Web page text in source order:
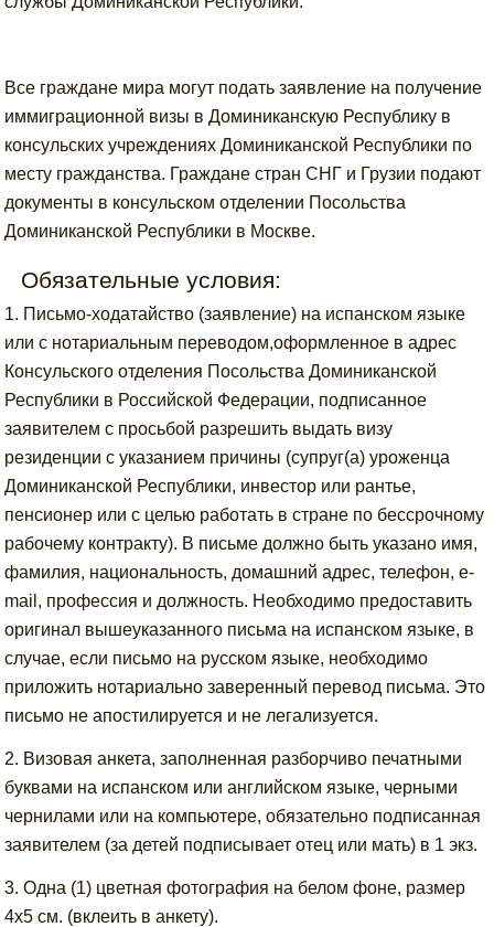
Все граждане мира могут подать заявление на получение
иммиграционной визы в Доминиканскую Республику в
консульских учреждениях Доминиканской Республики по
месту гражданства. Граждане стран СНГ и Грузии подают
документы в консульском отделении Посольства
Доминиканской Республики в Москве.
Обязательные условия:
1. Письмо-ходатайство (заявление) на испанском языке
или с нотариальным переводом,оформленное в адрес
Консульского отделения Посольства Доминиканской
Республики в Российской Федерации, подписанное
заявителем с просьбой разрешить выдать визу
резиденции с указанием причины (супруг(a) уроженца
Доминиканской Республики, инвестор или рантье,
пенсионер или с целью работать в стране по бессрочному
рабочему контракту). В письме должно быть указано имя,
фамилия, национальность, домашний адрес, телефон, e-
mail, профессия и должность. Необходимо предоставить
оригинал вышеуказанного письма на испанском языке, в
случае, если письмо на русском языке, необходимо
приложить нотариально заверенный перевод письма. Это
письмо не апостилируется и не легализуется.
2. Визовая анкета, заполненная разборчиво печатными
буквами на испанском или английском языке, черными
чернилами или на компьютере, обязательно подписанная
заявителем (за детей подписывает отец или мать) в 1 экз.
3. Одна (1) цветная фотография на белом фоне, размер
4х5 см. (вклеить в анкету).